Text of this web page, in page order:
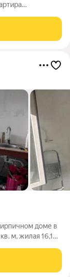
натяжные
доме в
В